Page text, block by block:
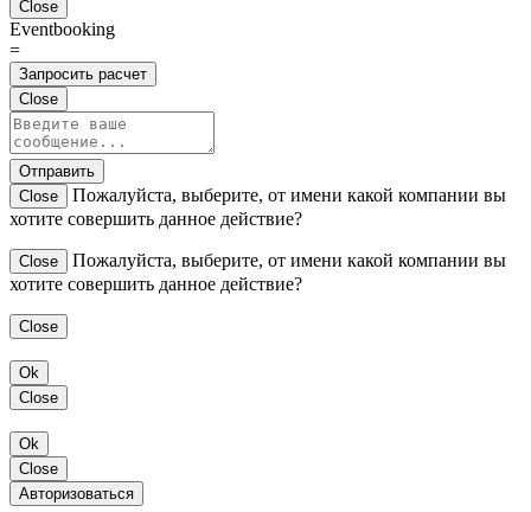
Close
Eventbooking
=
Запросить расчет
Close
Отправить
Close
Пожалуйста, выберите, от имени какой компании вы
хотите совершить данное действие?
Close
Пожалуйста, выберите, от имени какой компании вы
хотите совершить данное действие?
Close
Ok
Close
Ok
Close
Авторизоваться